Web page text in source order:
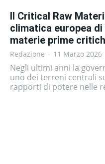
Il Critical Raw
climatica europea
materie prime
Redazione - 11 Marzo 2026
Negli ultimi anni la
uno dei terreni centrali
rapporti di potere nelle